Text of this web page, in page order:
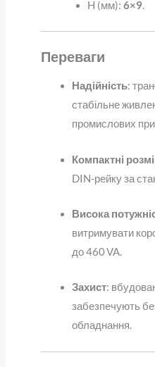
H (мм): 6×9.
Переваги
Надійність:
стабільне
промислових
Компактні
DIN-рейку за
Висока
витримувати
до 460 VA.
Захист:
забезпечують
обладнання.